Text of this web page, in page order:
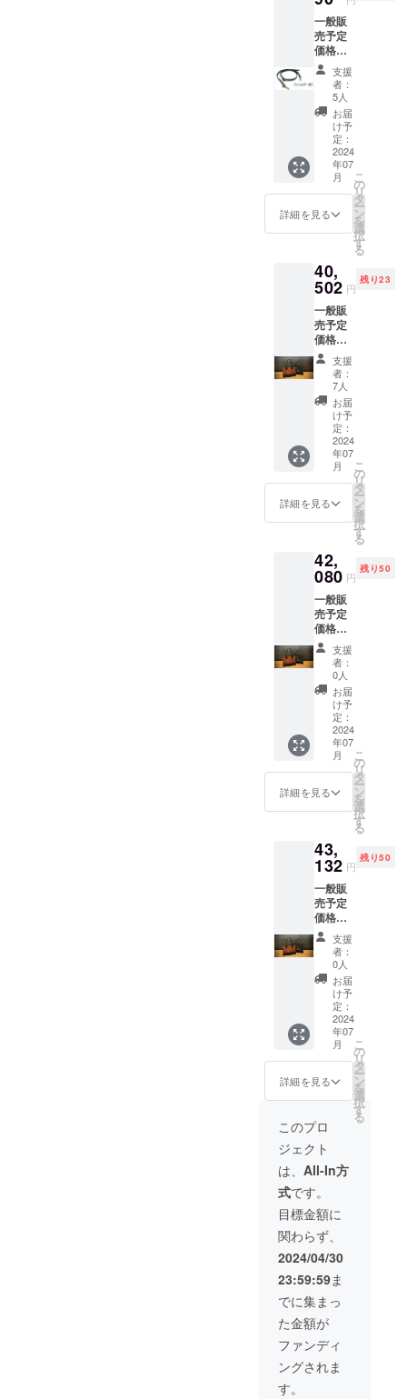
能な最高級
の革素材並
びに革製品
をよりリー
ズナブルな
価格で日本
中の皆様に
ご提供でき
ればという
強い想いで
日々精進し
日本全国の
皆様により
本物の本革
の良さをお
伝えできま
す様に、本
物の情報を
発信してい
思っており
ます。
一般販
売予定
価格
3190円
■プロ
ジェク
ト終了
後、お
申し込
み順に
発送致
しま
す。 発
送予定
2024年
宅配便
となり
ます。
トート
バッグ
に同梱
しま
す。 ※
デザイ
ン・仕
様・内
容品は
変更に
なる可
能性も
ござい
ます。
ご注文
状況、
材の供
給状
況、製
品工程
上の都
合等に
より出
荷時期
が遅れ
る場合
があり
ますの
で予め
ご了承
支援
者：
5人
お届
け予
定：
2024
年07
月
詳細を見る
こ
の
リ
タ
ー
ン
を
選
択
す
る
40,
502 円
残り23
一般販
売予定
価格
52600
円を
23％OF
F!!の
40502
円にて
承りま
す。 ■
革カ
ラー：
ブラッ
ク、ブ
らお好
きなカ
ラーを
１つお
選びく
ださ
い。 ■
イン
ナーカ
ラー：
ブラッ
ク、グ
レー、
ベー
ジュ、
ワイン
の中か
つお選
びくだ
■プロ
ジェク
ト終了
後、お
申し込
み順に
発送致
しま
す。 発
送予定
2024年
7月末 ※
発送は
宅配便
※デザイ
様・内
容品は
なる可
能性も
ござい
ます。
ご了承
い。 ※
ご注文
使用部
材の供
況、製
支援
者：
7人
お届
け予
定：
2024
年07
月
詳細を見る
こ
の
リ
タ
ー
ン
を
選
択
す
る
42,
080 円
残り50
一般販
売予定
価格
52600
円を
20％OF
F!!の
42080
円にて
承りま
す。 ■
革カ
ラー：
ブラッ
ク、ブ
らお好
きなカ
ラーを
１つお
選びく
ださ
い。 ■
イン
ナーカ
ラー：
ブラッ
ク、グ
レー、
ベー
ジュ、
ワイン
の中か
ラーを1
びくだ
さい。
■プロ
ジェク
ト終了
後、お
申し込
み順に
しま
す。 発
送予定
2024年
7月末 ※
発送は
宅配便
支援
者：
0人
お届
け予
定：
2024
年07
月
詳細を見る
こ
の
リ
タ
ー
ン
を
選
択
す
る
43,
132 円
残り50
一般販
売予定
価格
52600
円を
18％OF
F!!の
43132
円にて
承りま
す。 ■
革カ
ラー：
ブラッ
ク、ブ
の中か
らお好
きなカ
ラーを
１つお
選びく
ださ
い。 ■
イン
ナーカ
ラー：
ブラッ
ク、グ
レー、
ベー
ジュ、
ワイン
の中か
支援
者：
0人
お届
け予
定：
2024
年07
月
詳細を見る
こ
の
リ
タ
ー
ン
を
選
択
す
る
このプロ
ジェクト
は、 All-In方
式です。
目標金額に
関わらず、
2024/04/30
23:59:59ま
でに集まっ
た金額が
ファンディ
ングされま
す。